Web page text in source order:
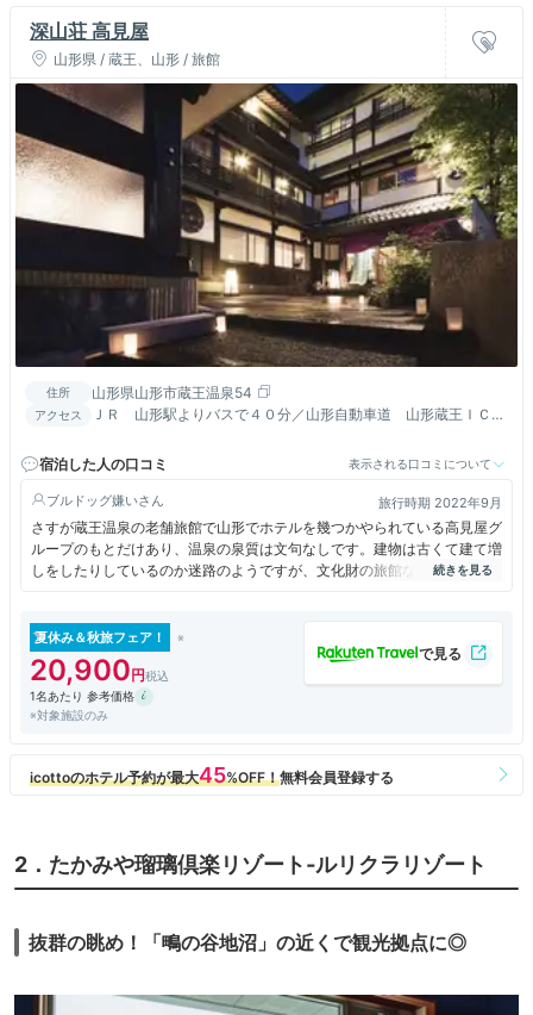
深山荘 高見屋
山形県 / 蔵王、山形 / 旅館
住所 山形県山形市蔵王温泉54
アクセス
ＪＲ 山形駅よりバスで４０分／山形自動車道 山形蔵王ＩＣか
ｍ
宿泊した人の口コミ 表示される口コミについて
ブルドッグ嫌い 旅行時期 2022年9月
さすが蔵王温泉の老舗旅館で山形でホテルを幾つかやられている高見屋グ
ループのもとだけあり、温泉の泉質は文句なしです。建物は古くて建て増
しをしたりしているのか迷路のようですが、文化財の旅館なので事前に知
っていたので気にはなりませんでしたが、目の前が工事中で窓を開けると
プランなのに豚肉だけの物をもってこられたのはすぐにこちらから確認し
てもらい交換していただきましたが、ちょっとテンションが下がりまし
た。
夏休み＆秋旅フェア！
20,900
1名あたり 参考価格
※対象施設のみ
2．たかみや瑠璃倶楽リゾート‐ルリクラリゾート
抜群の眺め！「鴫の谷地沼」の近くで観光拠点に◎